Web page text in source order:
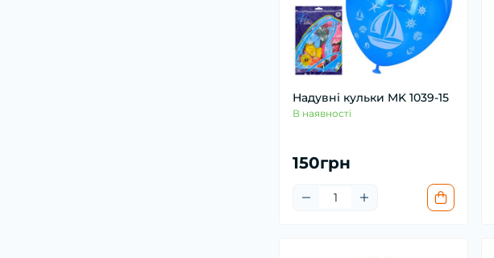
Надувні кульки MK 1039-15
В наявності
150грн